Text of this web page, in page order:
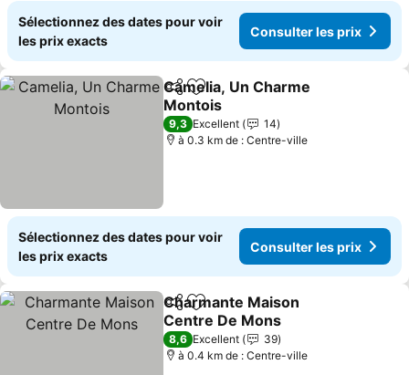
Sélectionnez des dates pour voir
les prix exacts
Consulter les prix
PartagerAjouter à mes favoris
Camelia, Un Charme
Montois
Consulter les prix
9,3 Excellent
14
à 0.3 km de : Centre-ville
Sélectionnez des dates pour voir
les prix exacts
Consulter les prix
PartagerAjouter à mes favoris
Charmante Maison
Centre De Mons
Consulter les prix
8,6 Excellent
39
à 0.4 km de : Centre-ville